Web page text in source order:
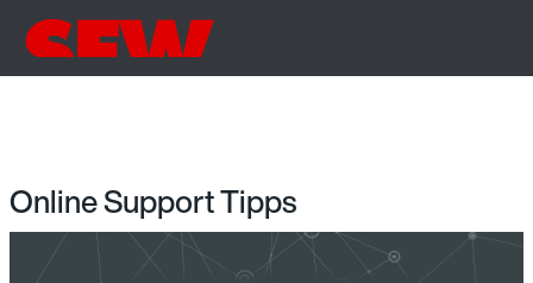
Online Support Tipps